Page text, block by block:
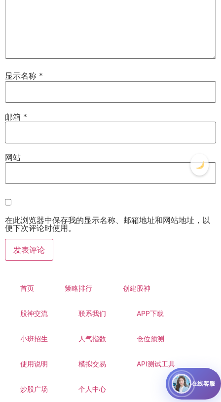
显示名称 *
邮箱 *
网站
在此浏览器中保存我的显示名称、邮箱地址和网站地址，以
便下次评论时使用。
首页 策略排行 创建股神
股神交流 联系我们 APP下载
小班招生 人气指数 仓位预测
使用说明 模拟交易 API测试工具
炒股广场 个人中心
在线客服